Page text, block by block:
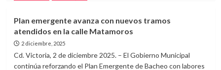
muestra
que
la
jornada
Plan emergente avanza con nuevos tramos
atendidos en la calle Matamoros
2 diciembre, 2025
Cd. Victoria, 2 de diciembre 2025. – El Gobierno Municipal
continúa reforzando el Plan Emergente de Bacheo con labores